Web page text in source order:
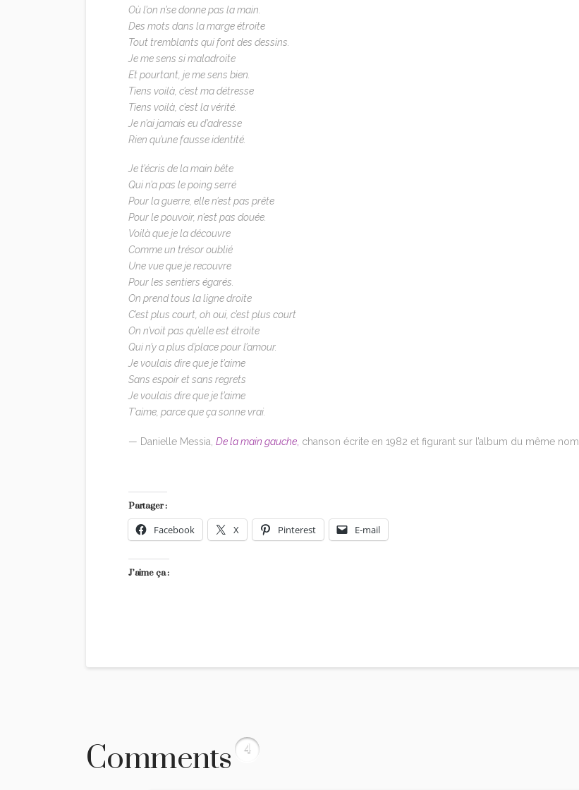
Où l’on n’se donne pas la main.
Des mots dans la marge étroite
Tout tremblants qui font des dessins.
Je me sens si maladroite
Et pourtant, je me sens bien.
Tiens voilà, c’est ma détresse
Tiens voilà, c’est la vérité.
Je n’ai jamais eu d’adresse
Rien qu’une fausse identité.
Je t’écris de la main bête
Qui n’a pas le poing serré
Pour la guerre, elle n’est pas prête
Pour le pouvoir, n’est pas douée.
Voilà que je la découvre
Comme un trésor oublié
Une vue que je recouvre
Pour les sentiers égarés.
On prend tous la ligne droite
C’est plus court, oh oui, c’est plus court
On n’voit pas qu’elle est étroite
Qui n’y a plus d’place pour l’amour.
Je voulais dire que je t’aime
Sans espoir et sans regrets
Je voulais dire que je t’aime
T’aime, parce que ça sonne vrai.
— Danielle Messia, De la main gauche chanson écrite en 1982 et figurant sur l’album du même nom.
Partager :
Facebook X Pinterest E-mail
J’aime ça :
Comments 4